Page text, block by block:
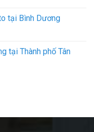
tại Bình Dương
tại Thành phố Tân